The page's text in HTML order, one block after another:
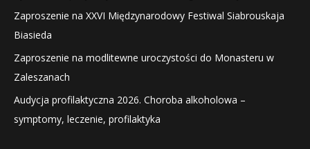
Zaproszenie na XXVI Międzynarodowy Festiwal Siabrouskaja
Biasieda
Zaproszenie na modlitewne uroczystości do Monasteru w
Zaleszanach
Audycja profilaktyczna 2026. Choroba alkoholowa –
symptomy, leczenie, profilaktyka